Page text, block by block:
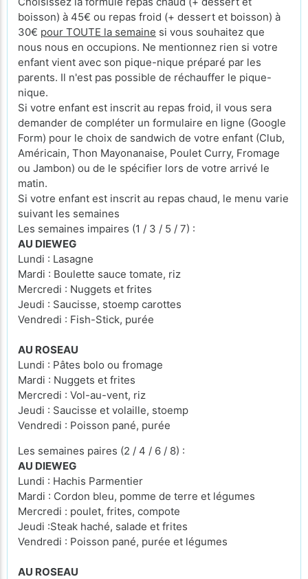
boisson) à 45€ ou repas froid (+ dessert et boisson) à
30€ pour TOUTE la semaine si vous souhaitez que
nous nous en occupions. Ne mentionnez rien si votre
enfant vient avec son pique-nique préparé par les
parents. Il n'est pas possible de réchauffer le pique-
nique.
Si votre enfant est inscrit au repas froid, il vous sera
demander de compléter un formulaire en ligne (Google
Form) pour le choix de sandwich de votre enfant (Club,
Américain, Thon Mayonanaise, Poulet Curry, Fromage
ou Jambon) ou de le spécifier lors de votre arrivé le
matin.
Si votre enfant est inscrit au repas chaud, le menu varie
suivant les semaines
Les semaines impaires (1 / 3 / 5 / 7) :
AU DIEWEG
Lundi : Lasagne
Mardi : Boulette sauce tomate, riz
Mercredi : Nuggets et frites
Jeudi : Saucisse, stoemp carottes
Vendredi : Fish-Stick, purée
AU ROSEAU
Lundi : Pâtes bolo ou fromage
Mardi : Nuggets et frites
Mercredi : Vol-au-vent, riz
Jeudi : Saucisse et volaille, stoemp
Vendredi : Poisson pané, purée
Les semaines paires (2 / 4 / 6 / 8) :
AU DIEWEG
Lundi : Hachis Parmentier
Mardi : Cordon bleu, pomme de terre et légumes
Mercredi : poulet, frites, compote
Jeudi :Steak haché, salade et frites
Vendredi : Poisson pané, purée et légumes
AU ROSEAU